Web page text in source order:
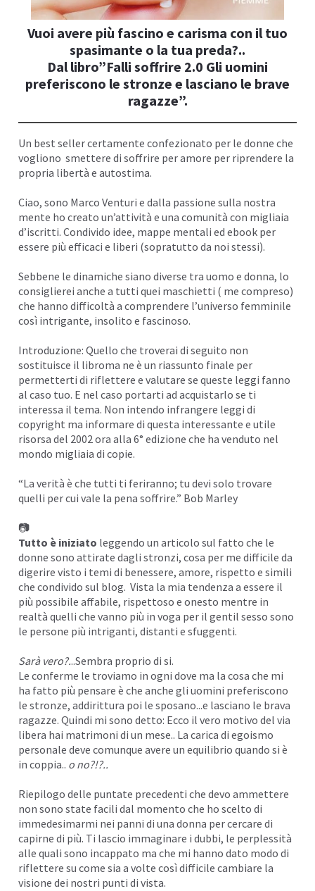
Vuoi avere più fascino e carisma con il tuo
spasimante o la tua preda?..
Dal libro”Falli soffrire 2.0 Gli uomini
preferiscono le stronze e lasciano le brave
ragazze”.
Un best seller certamente confezionato per le donne che
vogliono smettere di soffrire per amore per riprendere la
propria libertà e autostima.
Ciao, sono Marco Venturi e dalla passione sulla nostra
mente ho creato un’attività e una comunità con migliaia
d’iscritti. Condivido idee, mappe mentali ed ebook per
essere più efficaci e liberi (sopratutto da noi stessi).
Sebbene le dinamiche siano diverse tra uomo e donna, lo
consiglierei anche a tutti quei maschietti ( me compreso)
che hanno difficoltà a comprendere l’universo femminile
così intrigante, insolito e fascinoso.
Introduzione: Quello che troverai di seguito non
sostituisce il libroma ne è un riassunto finale per
permetterti di riflettere e valutare se queste leggi fanno
al caso tuo. E nel caso portarti ad acquistarlo se ti
interessa il tema. Non intendo infrangere leggi di
copyright ma informare di questa interessante e utile
risorsa del 2002 ora alla 6° edizione che ha venduto nel
mondo migliaia di copie.
“La verità è che tutti ti feriranno; tu devi solo trovare
quelli per cui vale la pena soffrire.” Bob Marley
📷
Tutto è iniziato leggendo un articolo sul fatto che le
donne sono attirate dagli stronzi, cosa per me difficile da
digerire visto i temi di benessere, amore, rispetto e simili
che condivido sul blog. Vista la mia tendenza a essere il
più possibile affabile, rispettoso e onesto mentre in
realtà quelli che vanno più in voga per il gentil sesso sono
le persone più intriganti, distanti e sfuggenti.
Sarà vero?...Sembra proprio di si.
Le conferme le troviamo in ogni dove ma la cosa che mi
ha fatto più pensare è che anche gli uomini preferiscono
le stronze, addirittura poi le sposano...e lasciano le brava
ragazze. Quindi mi sono detto: Ecco il vero motivo del via
libera hai matrimoni di un mese.. La carica di egoismo
personale deve comunque avere un equilibrio quando si è
in coppia.. o no?!?..
Riepilogo delle puntate precedenti che devo ammettere
non sono state facili dal momento che ho scelto di
immedesimarmi nei panni di una donna per cercare di
capirne di più. Ti lascio immaginare i dubbi, le perplessità
alle quali sono incappato ma che mi hanno dato modo di
riflettere su come sia a volte così difficile cambiare la
visione dei nostri punti di vista.